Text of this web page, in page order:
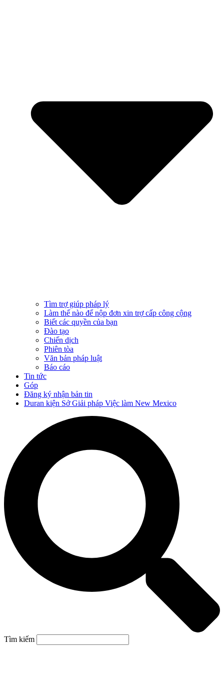
Tìm trợ giúp pháp lý
Làm thế nào để nộp đơn xin trợ cấp công cộng
Biết các quyền của bạn
Đào tạo
Chiến dịch
Phiên tòa
Văn bản pháp luật
Báo cáo
Tin tức
Góp
Đăng ký nhận bản tin
Duran kiện Sở Giải pháp Việc làm New Mexico
Tìm kiếm